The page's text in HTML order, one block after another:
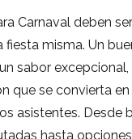
Carnaval deben
fiesta misma. Un
sabor
que se convierta
asistentes. Desde
hasta